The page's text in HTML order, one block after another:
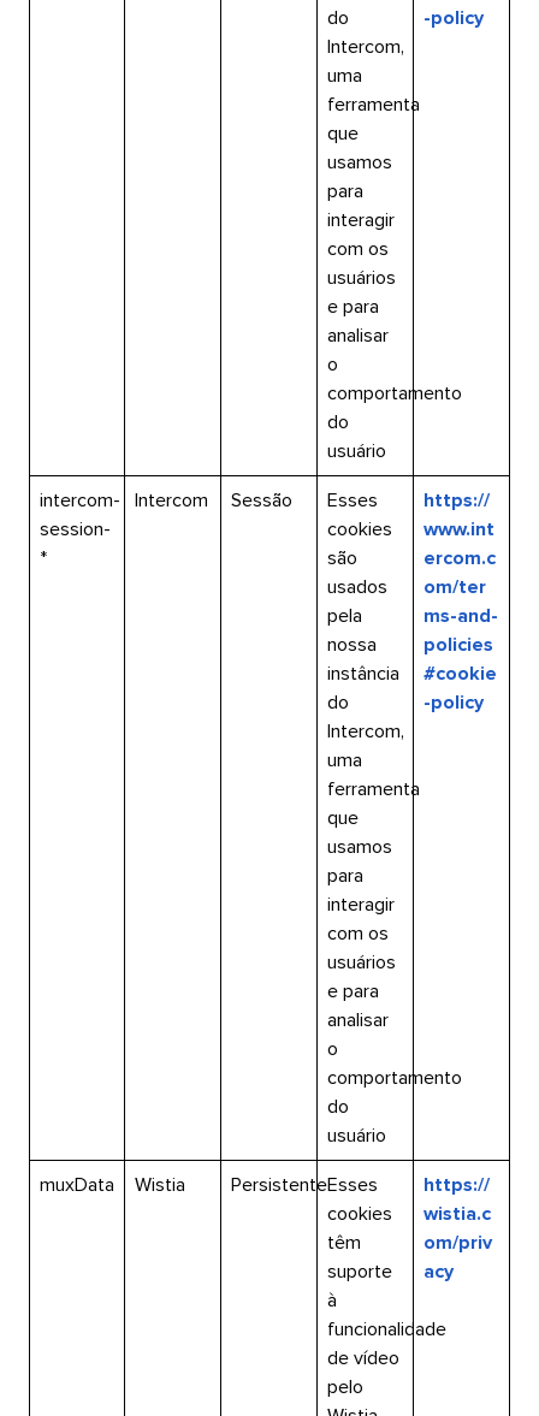
do
Intercom,
uma
ferramenta
que
usamos
para
interagir
com os
usuários
e para
analisar
o
comportamento
do
usuário​​
-policy​​
intercom-
session-
*​​
Intercom​​ Sessão​​
Esses
cookies
são
usados
pela
nossa
instância
do
Intercom,
uma
ferramenta
que
usamos
para
interagir
com os
usuários
e para
analisar
o
comportamento
do
usuário​​
https://
www.int
ercom.c
om/ter
ms-and-
policies
#cookie
-policy​​
muxData​​ Wistia​​ Persistente​​ Esses
cookies
têm
suporte
à
funcionalidade
de vídeo
pelo
https://
wistia.c
om/priv
acy​​